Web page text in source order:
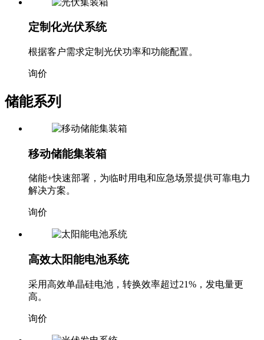
定制化光伏系统
根据客户需求定制光伏功率和功能配置。
询价
储能系列
移动储能集装箱
储能+快速部署，为临时用电和应急场景提供可靠电力
解决方案。
询价
高效太阳能电池系统
采用高效单晶硅电池，转换效率超过21%，发电量更
高。
询价